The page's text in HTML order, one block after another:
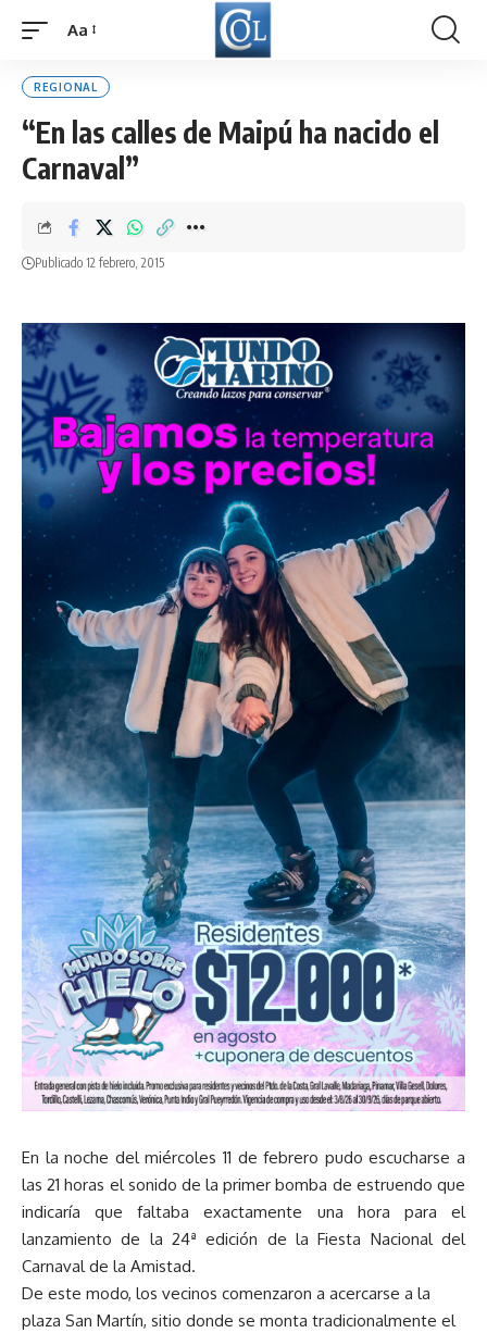
Font
Aa
REGIONAL
“En las calles de Maipú ha nacido el
Carnaval”
Publicado 12 febrero, 2015
En la noche del miércoles 11 de febrero pudo escucharse a
las 21 horas el sonido de la primer bomba de estruendo que
indicaría que faltaba exactamente una hora para el
lanzamiento de la 24ª edición de la Fiesta Nacional del
Carnaval de la Amistad.
De este modo, los vecinos comenzaron a acercarse a la
plaza San Martín, sitio donde se monta tradicionalmente el